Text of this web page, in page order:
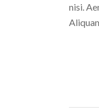
nisi.